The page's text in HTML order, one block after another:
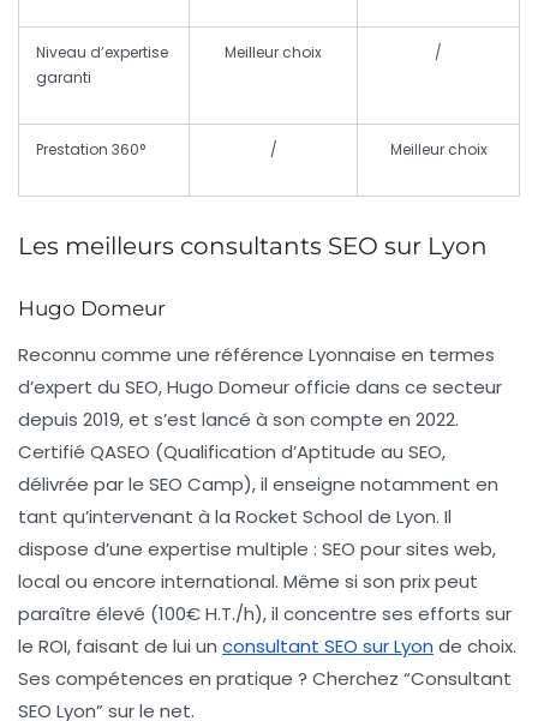
Niveau d’expertise
garanti
Meilleur choix /
Prestation 360° / Meilleur choix
Les meilleurs consultants SEO sur Lyon
Hugo Domeur
Reconnu comme une référence Lyonnaise en termes
d’expert du SEO, Hugo Domeur officie dans ce secteur
depuis 2019, et s’est lancé à son compte en 2022.
Certifié QASEO (Qualification d’Aptitude au SEO,
délivrée par le SEO Camp), il enseigne notamment en
tant qu’intervenant à la Rocket School de Lyon. Il
dispose d’une expertise multiple : SEO pour sites web,
local ou encore international. Même si son prix peut
paraître élevé (100€ H.T./h), il concentre ses efforts sur
le ROI, faisant de lui un consultant SEO sur Lyon de choix.
Ses compétences en pratique ? Cherchez “Consultant
SEO Lyon” sur le net.